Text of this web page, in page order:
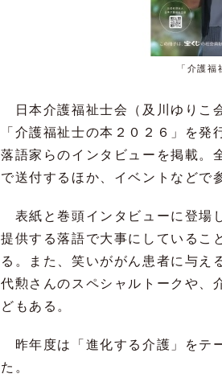
「介護
日本介護福祉士会（及川ゆりこ
「介護福祉士の本２０２６」を発
落語家らのインタビューを掲載。
で送付するほか、イベントなどで
表紙と巻頭インタビューに登場
提供する落語で大事にしているこ
る。また、笑いががん患者に与え
代勲さんのスペシャルトークや、
どもある。
昨年度は「進化する介護」をテ
た。